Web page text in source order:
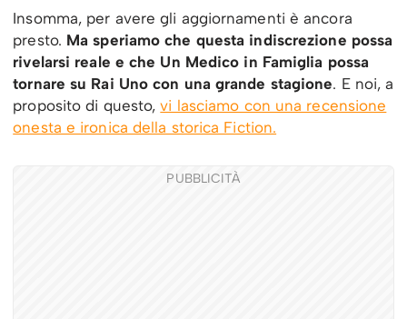
Insomma, per avere gli aggiornamenti è ancora
presto. Ma speriamo che questa indiscrezione possa
rivelarsi reale e che Un Medico in Famiglia possa
tornare su Rai Uno con una grande stagione. E noi, a
proposito di questo,vi lasciamo con una recensione
onesta e ironica della storica Fiction.
PUBBLICITÀ